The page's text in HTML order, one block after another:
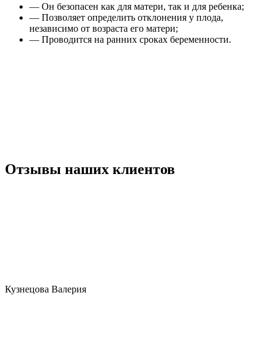
— Он безопасен как для матери, так и для ребенка;
— Позволяет определить отклонения у плода,
независимо от возраста его матери;
— Проводится на ранних сроках беременности.
Отзывы наших клиентов
Кузнецова Валерия